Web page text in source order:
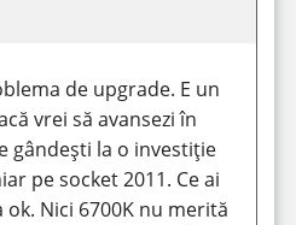
de upgrade. E un
vrei să avansezi în
gândești la o investiție
pe socket 2011. Ce ai
Nici 6700K nu merită